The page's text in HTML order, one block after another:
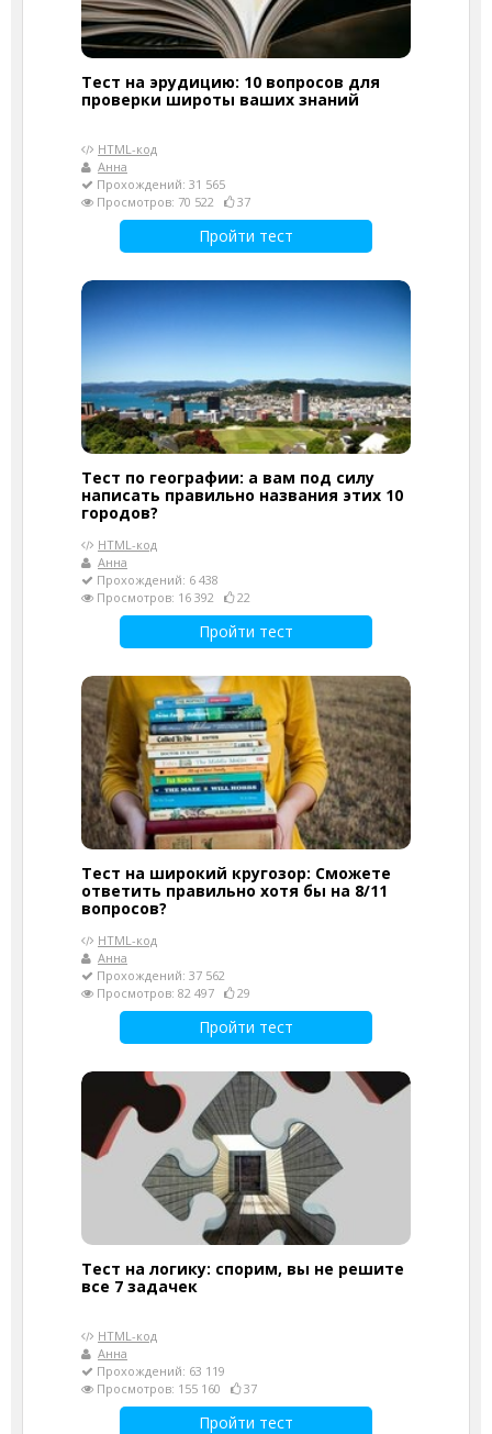
Тест на эрудицию: 10 вопросов для
проверки широты ваших знаний
HTML-код
Анна
Прохождений: 31 565
Просмотров: 70 522
37
Пройти тест
Тест по географии: а вам под силу
написать правильно названия этих 10
городов?
HTML-код
Анна
Прохождений: 6 438
Просмотров: 16 392
22
Пройти тест
Тест на широкий кругозор: Сможете
ответить правильно хотя бы на 8/11
вопросов?
HTML-код
Анна
Прохождений: 37 562
Просмотров: 82 497
29
Пройти тест
Тест на логику: спорим, вы не решите
все 7 задачек
HTML-код
Анна
Прохождений: 63 119
Просмотров: 155 160
37
Пройти тест